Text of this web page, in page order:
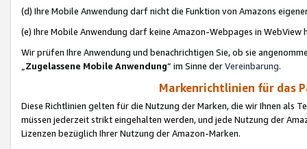
(d) Ihre Mobile Anwendung darf nicht die Funktion von Amazons
(e) Ihre Mobile Anwendung darf keine Amazon-Webpages in WebView
Wir prüfen Ihre Anwendung und benachrichtigen Sie, ob sie
„Zugelassene Mobile Anwendung“ im Sinne derVereinbarung.
Markenrichtlinien für das
Diese Richtlinien gelten für die Nutzung der Marken, die wir Ihnen als
müssen jederzeit strikt eingehalten werden, und jede Nutzung der
Lizenzen bezüglich Ihrer Nutzung der Amazon-Marken.